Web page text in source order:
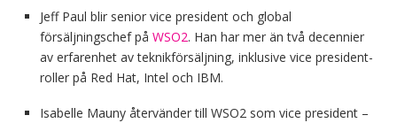
Jeff Paul blir senior vice president och global
försäljningschef på WSO2. Han har mer än två decennier
av erfarenhet av teknikförsäljning, inklusive vice president-
roller på Red Hat, Intel och IBM.
Isabelle Mauny återvänder till WSO2 som vice president –